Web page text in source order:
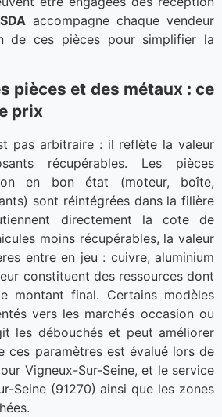
accompagne chaque vendeur
de ces pièces pour simplifier la
pièces et des métaux : ce
prix
pas arbitraire : il reflète la valeur
récupérables. Les pièces
en bon état (moteur, boîte,
sont réintégrées dans la filière
directement la cote de
moins récupérables, la valeur
entre en jeu : cuivre, aluminium
constituent des ressources dont
montant final. Certains modèles
vers les marchés occasion ou
les débouchés et peut améliorer
ces paramètres est évalué lors de
Vigneux-Sur-Seine, et le service
Seine (91270) ainsi que les zones